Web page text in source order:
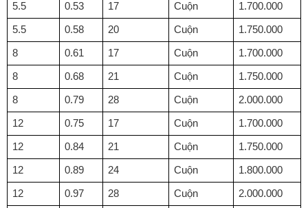
5.5 0.53 17 Cuộn 1.700.000
5.5 0.58 20 Cuộn 1.750.000
8 0.61 17 Cuộn 1.700.000
8 0.68 21 Cuộn 1.750.000
8 0.79 28 Cuộn 2.000.000
12 0.75 17 Cuộn 1.700.000
12 0.84 21 Cuộn 1.750.000
12 0.89 24 Cuộn 1.800.000
12 0.97 28 Cuộn 2.000.000